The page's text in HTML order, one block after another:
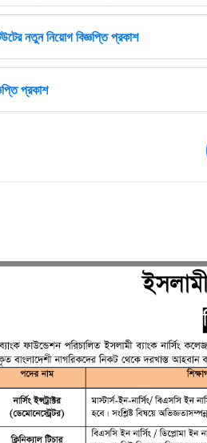
নতুন নিয়োগ বিজ্ঞপ্তি প্রকাশ
প্রকাশ